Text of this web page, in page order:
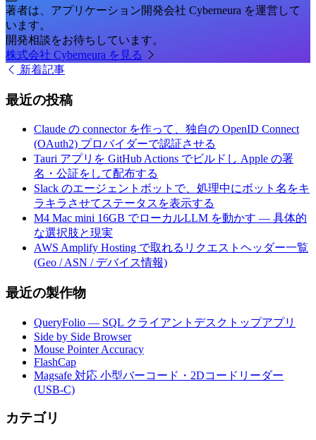
著者は、アプリケーション開発会社 Cyberneura を運営して
います。
開発相談をお待ちしています。
株式会社 Cyberneura を見る
新着記事
最近の投稿
Claude の connector を作って、独自の OpenID Connect
(OAuth2) プロバイダーで認証させる
Tauri アプリを GitHub Actions でビルドし Apple の署
名・公証をして配布する
Slack のエージェントボットで、処理中にボット名をキ
ラキラさせてステータスを表示する
M4 Mac mini 16GB でローカルLLM を動かす — 具体的
な選択肢と現実
AWS Amplify Hosting で取れるリクエストヘッダー一覧
(Geo / ASN / デバイス情報)
最近の製作物
QueryFolio — SQL クライアントデスクトップアプリ
Side by Side Browser
Mouse Pointer Accuracy
FlashCap
Magsafe 対応 小型バーコード・2Dコードリーダー
(USB-C)
カテゴリ